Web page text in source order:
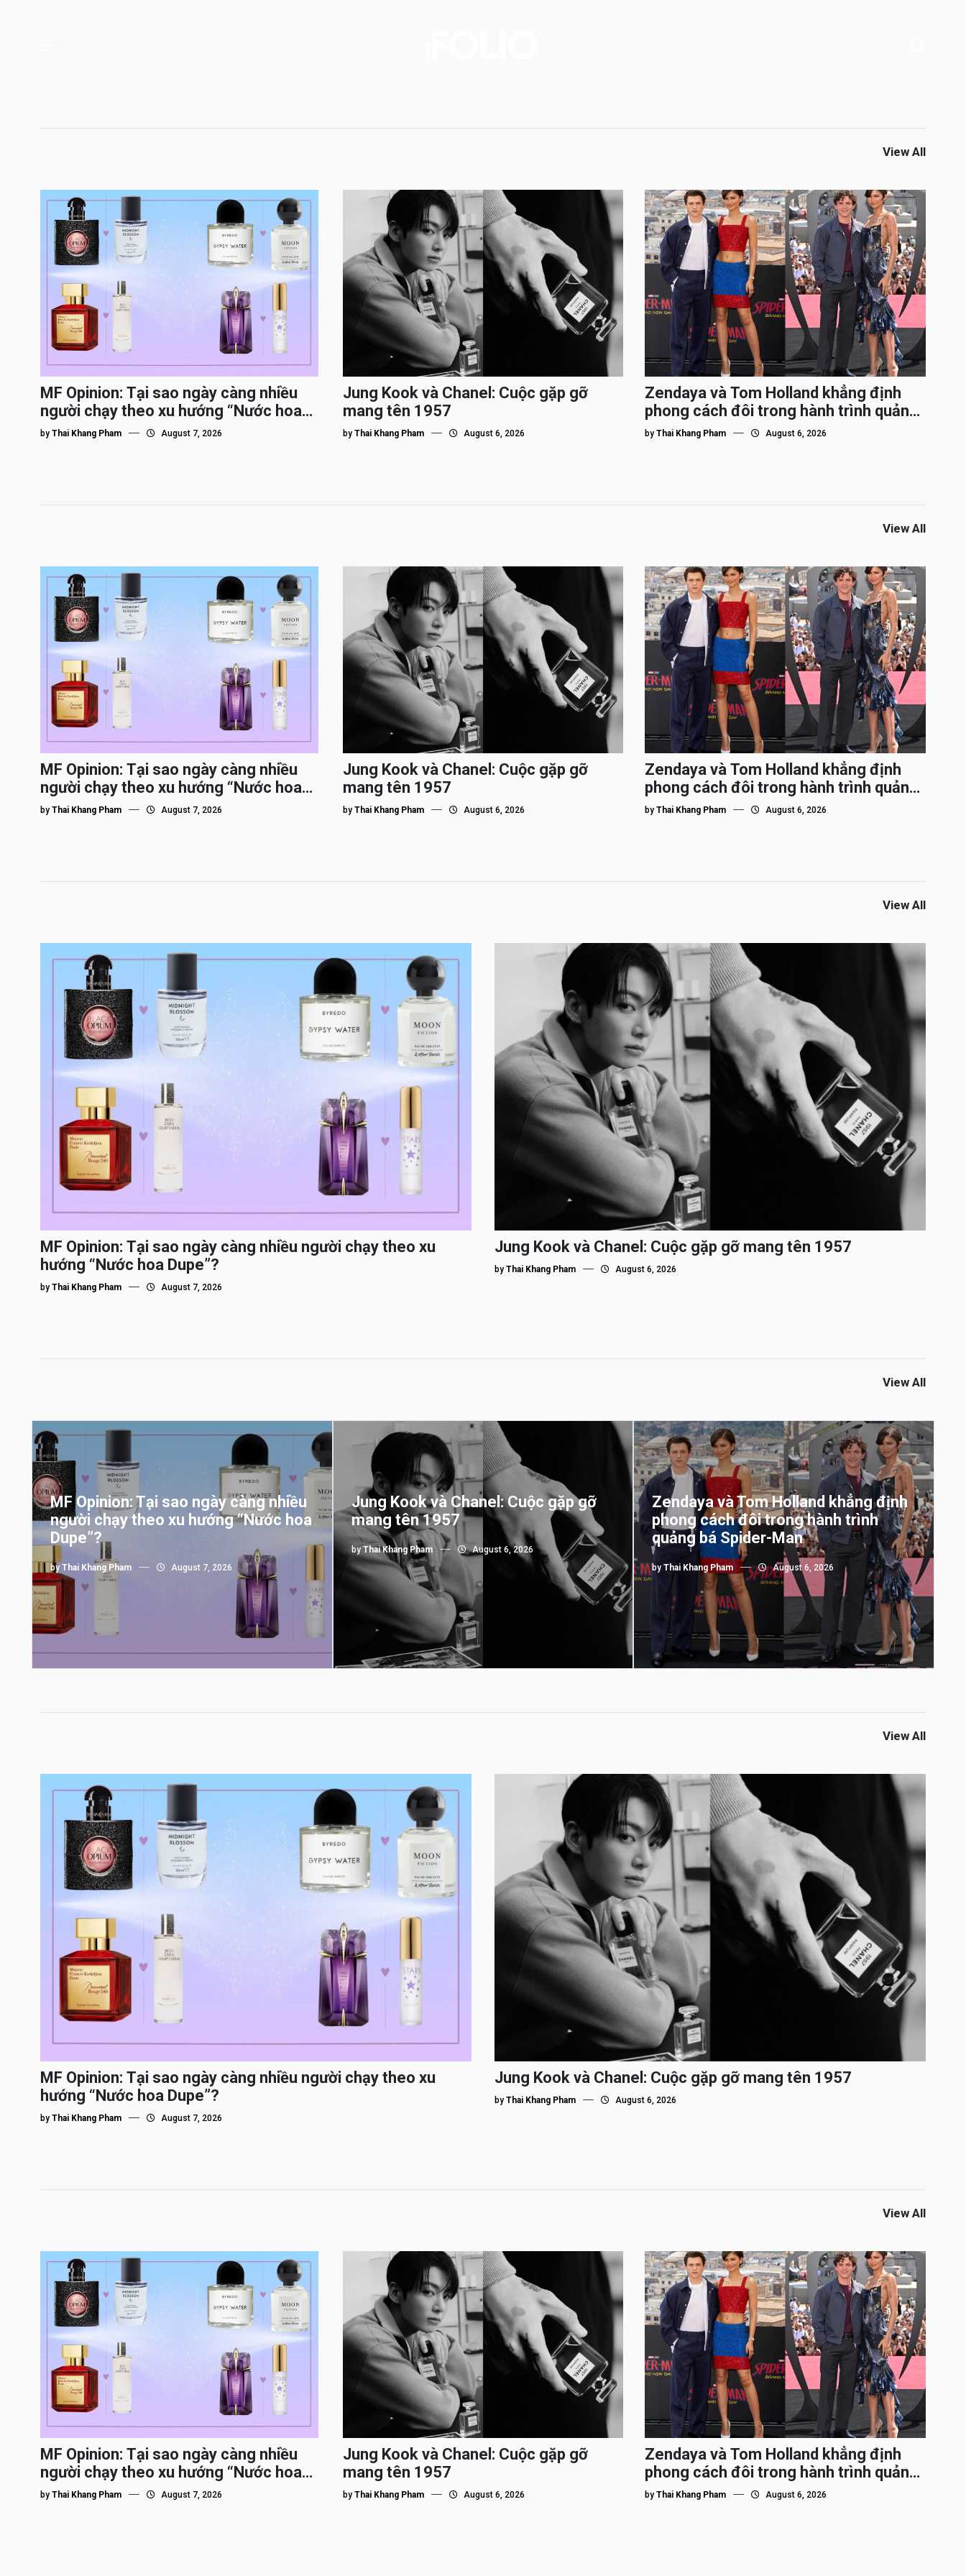
View All
MF Opinion: Tại sao ngày càng nhiều
người chạy theo xu hướng “Nước hoa
Dupe”?
by Thai Khang Pham August 7, 2026
Jung Kook và Chanel: Cuộc gặp gỡ
mang tên 1957
by Thai Khang Pham August 6, 2026
Zendaya và Tom Holland khẳng định
phong cách đôi trong hành trình quảng
bá Spider-Man
byThai Khang Pham August 6, 2026
View All
MF Opinion: Tại sao ngày càng nhiều
người chạy theo xu hướng “Nước hoa
Dupe”?
by Thai Khang Pham August 7, 2026
Jung Kook và Chanel: Cuộc gặp gỡ
mang tên 1957
by Thai Khang Pham August 6, 2026
Zendaya và Tom Holland khẳng định
phong cách đôi trong hành trình quảng
bá Spider-Man
byThai Khang Pham August 6, 2026
View All
MF Opinion: Tại sao ngày càng nhiều người chạy theo xu
hướng “Nước hoa Dupe”?
by Thai Khang Pham August 7, 2026
Jung Kook và Chanel: Cuộc gặp gỡ mang tên 1957
by Thai Khang Pham August 6, 2026
View All
MF Opinion: Tại sao ngày càng nhiều
người chạy theo xu hướng “Nước hoa
Dupe”?
by Thai Khang Pham August 7, 2026
Jung Kook và Chanel: Cuộc gặp gỡ
mang tên 1957
by Thai Khang Pham August 6, 2026
Zendaya và Tom Holland khẳng định
phong cách đôi trong hành trình
quảng bá Spider-Man
byThai Khang Pham August 6, 2026
View All
MF Opinion: Tại sao ngày càng nhiều người chạy theo xu
hướng “Nước hoa Dupe”?
by Thai Khang Pham August 7, 2026
Jung Kook và Chanel: Cuộc gặp gỡ mang tên 1957
by Thai Khang Pham August 6, 2026
View All
MF Opinion: Tại sao ngày càng nhiều
người chạy theo xu hướng “Nước hoa
Dupe”?
by Thai Khang Pham August 7, 2026
Jung Kook và Chanel: Cuộc gặp gỡ
mang tên 1957
by Thai Khang Pham August 6, 2026
Zendaya và Tom Holland khẳng định
phong cách đôi trong hành trình quảng
bá Spider-Man
byThai Khang Pham August 6, 2026